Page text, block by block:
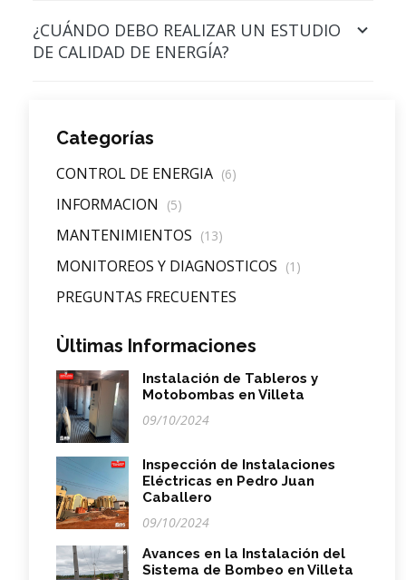
¿CUÁNDO DEBO REALIZAR UN ESTUDIO
DE CALIDAD DE ENERGÍA?
Categorías
CONTROL DE ENERGIA (6)
INFORMACION (5)
MANTENIMIENTOS (13)
MONITOREOS Y DIAGNOSTICOS (1)
PREGUNTAS FRECUENTES
Ùltimas Informaciones
Instalación de Tableros y
Motobombas en Villeta
09/10/2024
Inspección de Instalaciones
Eléctricas en Pedro Juan
Caballero
09/10/2024
Avances en la Instalación del
Sistema de Bombeo en Villeta